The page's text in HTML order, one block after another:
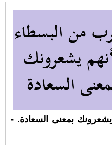
بمعنى السعادة. -